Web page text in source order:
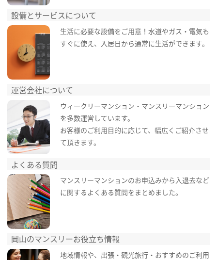
設備とサービスについて
生活に必要な設備をご用意！水道やガス・電気も
すぐに使え、入居日から通常に生活ができます。
運営会社について
ウィークリーマンション・マンスリーマンション
を多数運営しています。
お客様のご利用目的に応じて、幅広くご紹介させ
て頂きます。
よくある質問
マンスリーマンションのお申込みから入退去など
に関するよくある質問をまとめました。
岡山のマンスリーお役立ち情報
地域情報や、出張・観光旅行・おすすめのご利用